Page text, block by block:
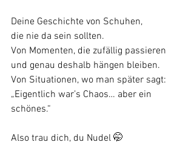
Deine Geschichte von Schuhen,
die nie da sein sollten.
Von Momenten, die zufällig passieren
und genau deshalb hängen bleiben.
Von Situationen, wo man später sagt:
„Eigentlich war’s Chaos… aber ein
schönes.“
Also trau dich, du Nudel 🤭